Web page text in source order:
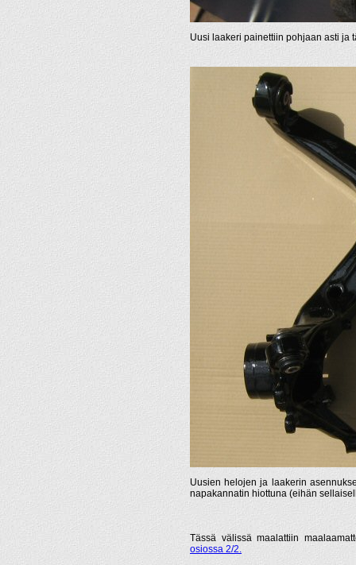
Uusi laakeri painettiin pohjaan asti ja
Uusien helojen ja laakerin
napakannatin hiottuna (eihän
Tässä välissä maalattiin
osiossa 2/2.